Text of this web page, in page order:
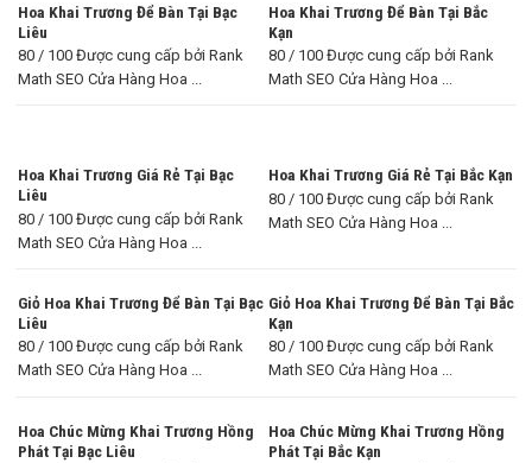
Hoa Khai Trương Để Bàn Tại Bạc
Liêu
80 / 100 Được cung cấp bởi Rank
Math SEO Cửa Hàng Hoa ...
Hoa Khai Trương Để Bàn Tại Bắc
Kạn
80 / 100 Được cung cấp bởi Rank
Math SEO Cửa Hàng Hoa ...
Hoa Khai Trương Giá Rẻ Tại Bạc
Liêu
80 / 100 Được cung cấp bởi Rank
Math SEO Cửa Hàng Hoa ...
Hoa Khai Trương Giá Rẻ Tại Bắc Kạn
80 / 100 Được cung cấp bởi Rank
Math SEO Cửa Hàng Hoa ...
Giỏ Hoa Khai Trương Để Bàn Tại Bạc
Liêu
80 / 100 Được cung cấp bởi Rank
Math SEO Cửa Hàng Hoa ...
Giỏ Hoa Khai Trương Để Bàn Tại Bắc
Kạn
80 / 100 Được cung cấp bởi Rank
Math SEO Cửa Hàng Hoa ...
Hoa Chúc Mừng Khai Trương Hồng
Phát Tại Bạc Liêu
Hoa Chúc Mừng Khai Trương Hồng
Phát Tại Bắc Kạn